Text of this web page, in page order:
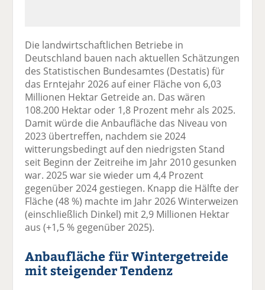
Die landwirtschaftlichen Betriebe in
Deutschland bauen nach aktuellen Schätzungen
des Statistischen Bundesamtes (Destatis) für
das Erntejahr 2026 auf einer Fläche von 6,03
Millionen Hektar Getreide an. Das wären
108.200 Hektar oder 1,8 Prozent mehr als 2025.
Damit würde die Anbaufläche das Niveau von
2023 übertreffen, nachdem sie 2024
witterungsbedingt auf den niedrigsten Stand
seit Beginn der Zeitreihe im Jahr 2010 gesunken
war. 2025 war sie wieder um 4,4 Prozent
gegenüber 2024 gestiegen. Knapp die Hälfte der
Fläche (48 %) machte im Jahr 2026 Winterweizen
(einschließlich Dinkel) mit 2,9 Millionen Hektar
aus (+1,5 % gegenüber 2025).
Anbaufläche für Wintergetreide
mit steigender Tendenz